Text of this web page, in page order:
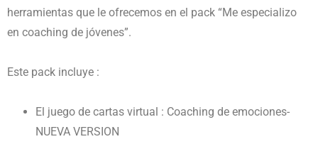
herramientas que le ofrecemos en el pack “Me especializo
en coaching de jóvenes”.
Este pack incluye :
El juego de cartas virtual : Coaching de emociones-
NUEVA VERSION